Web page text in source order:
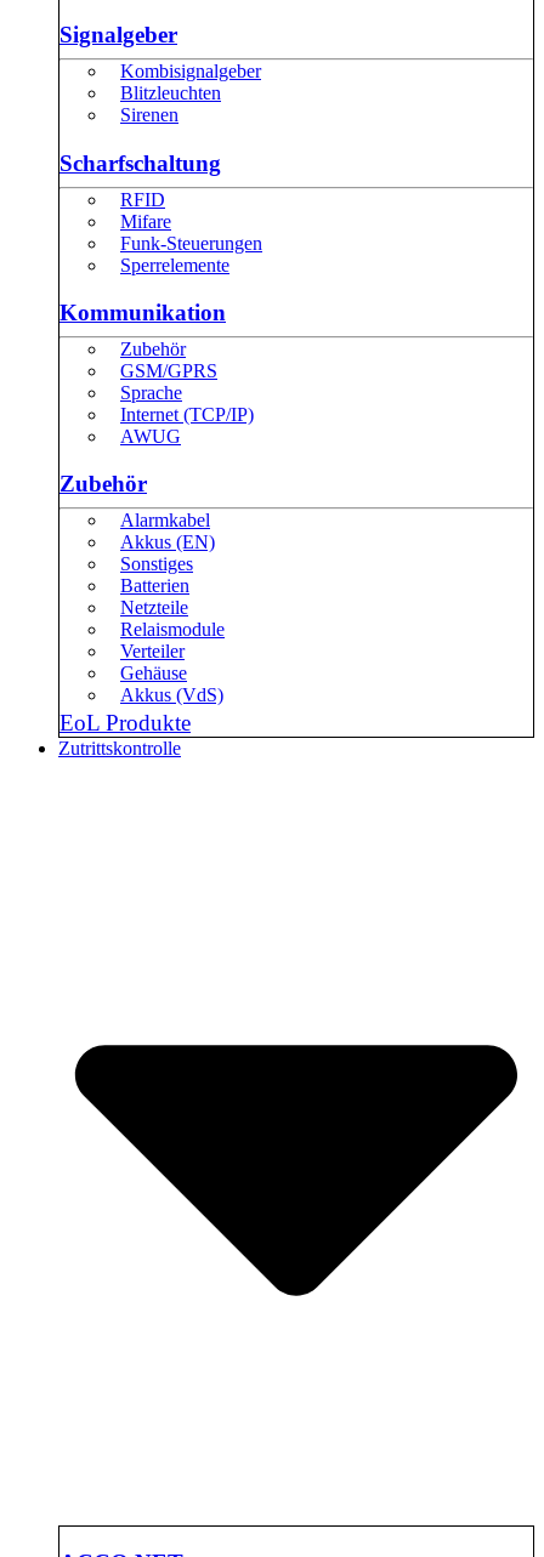
Signalgeber
Kombisignalgeber
Blitzleuchten
Sirenen
Scharfschaltung
RFID
Mifare
Funk-Steuerungen
Sperrelemente
Kommunikation
Zubehör
GSM/GPRS
Sprache
Internet (TCP/IP)
AWUG
Zubehör
Alarmkabel
Akkus (EN)
Sonstiges
Batterien
Netzteile
Relaismodule
Verteiler
Gehäuse
Akkus (VdS)
EoL Produkte
Zutrittskontrolle